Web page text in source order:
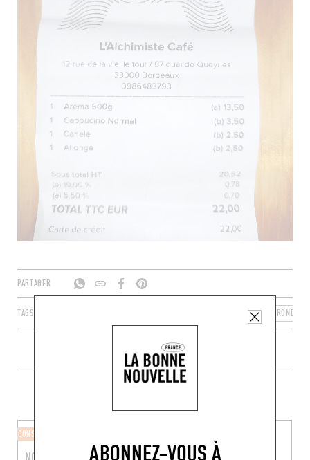
ABONNEZ-VOUS À
PARTAGER
TAGS FRANCE GIRONDE
CONSERVERIE